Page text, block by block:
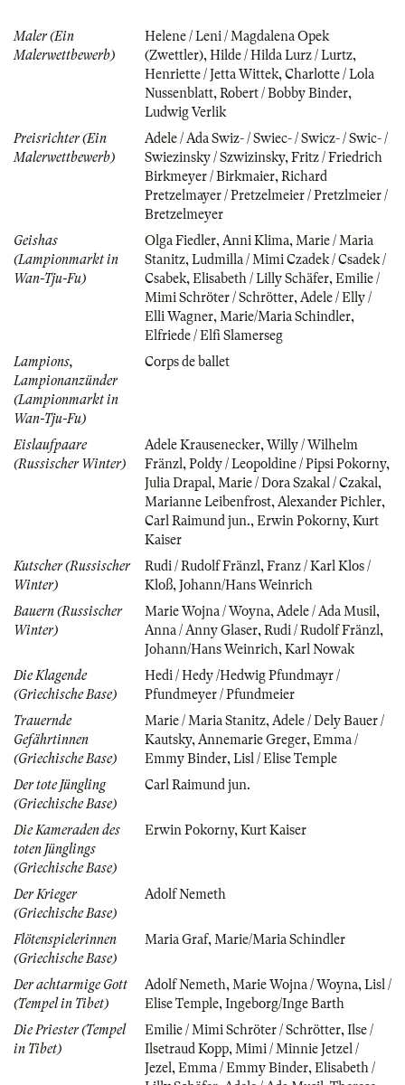
Maler (Ein
Malerwettbewerb)
Helene / Leni / Magdalena Opek
(Zwettler), Hilde / Hilda Lurz / Lurtz,
Henriette / Jetta Wittek, Charlotte / Lola
Nussenblatt, Robert / Bobby Binder,
Ludwig Verlik
Preisrichter (Ein
Malerwettbewerb)
Adele / Ada Swiz- / Swiec- / Swicz- / Swic- /
Swiezinsky / Szwizinsky, Fritz / Friedrich
Birkmeyer / Birkmaier, Richard
Pretzelmayer / Pretzelmeier / Pretzlmeier /
Bretzelmeyer
Geishas
(Lampionmarkt in
Wan-Tju-Fu)
Olga Fiedler, Anni Klima, Marie / Maria
Stanitz, Ludmilla / Mimi Czadek / Csadek /
Csabek, Elisabeth / Lilly Schäfer, Emilie /
Mimi Schröter / Schrötter, Adele / Elly /
Elli Wagner, Marie/Maria Schindler,
Elfriede / Elfi Slamerseg
Lampions,
Lampionanzünder
(Lampionmarkt in
Wan-Tju-Fu)
Corps de ballet
Eislaufpaare
(Russischer Winter)
Adele Krausenecker, Willy / Wilhelm
Fränzl , Poldy / Leopoldine / Pipsi Pokorny,
Julia Drapal , Marie / Dora Szakal / Czakal ,
Marianne Leibenfrost, Alexander Pichler,
Carl Raimund jun., Erwin Pokorny, Kurt
Kaiser
Kutscher (Russischer
Winter)
Rudi / Rudolf Fränzl , Franz / Karl Klos /
Kloß, Johann/Hans Weinrich
Bauern (Russischer
Winter)
Marie Wojna / Woyna, Adele / Ada Musil ,
Anna / Anny Glaser, Rudi / Rudolf Fränzl ,
Johann/Hans Weinrich, Karl Nowak
Die Klagende
(Griechische Base)
Hedi / Hedy /Hedwig Pfundmayr /
Pfundmeyer / Pfundmeier
Trauernde
Gefährtinnen
(Griechische Base)
Marie / Maria Stanitz, Adele / Dely Bauer /
Kautsky, Annemarie Greger, Emma /
Emmy Binder, Lisl / Elise Temple
Der tote Jüngling
(Griechische Base)
Carl Raimund jun.
Die Kameraden des
toten Jünglings
(Griechische Base)
Erwin Pokorny, Kurt Kaiser
Der Krieger
(Griechische Base)
Adolf Nemeth
Flötenspielerinnen
(Griechische Base)
Maria Graf, Marie/Maria Schindler
Der achtarmige Gott
(Tempel in Tibet)
Adolf Nemeth, Marie Wojna / Woyna, Lisl /
Elise Temple, Ingeborg/Inge Barth
Die Priester (Tempel
in Tibet)
Emilie / Mimi Schröter / Schrötter, Ilse /
Ilsetraud Kopp, Mimi / Minnie Jetzel /
Jezel , Emma / Emmy Binder, Elisabeth /